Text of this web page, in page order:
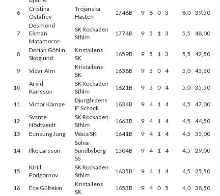
6
Cristina
Ostafiev
Trojanska
Hästen
1746B 9 6 0 3 6,0 39,50
7
Desmond
Ekman
Matamoros
SK Rockaden
Sthlm
1774B 9 5 1 3 5,5 48,00
8
Dorian Göhlin
Skoglund
Kristallens
SK
1659B 9 5 1 3 5,5 42,50
9 Vidar Alm
Kristallens
SK
1638B 9 5 0 4 5,0 45,50
10
Arvid
Karlsson
SK Rockaden
Sthlm
1621B 9 5 0 4 5,0 35,50
11 Victor Kämpe
Djurgårdens
IF Schack
1834B 9 4 1 4 4,5 47,00
12
Svante
Nödtveidt
SK Rockaden
Sthlm
1663B 9 4 1 4 4,5
44,50
13
Eunsung Jung Wasa SK 1641B 9 4 1 4 4,5 35,00
14 Ilke Larsson
Solna-
Sundbyberg
SS
1504B 9 4 1 4 4,5 29,00
15
Kirill
Podgornov
SK Rockaden
Sthlm
1635B 9 4 1 4 4,5 25,50
16 Ece Gültekin
Kristallens
SK
1653B 9 4 0 5 4,0 38,50